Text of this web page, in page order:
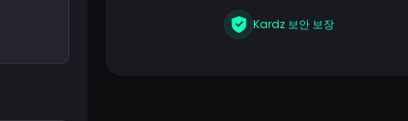
Kardz 보안 보장